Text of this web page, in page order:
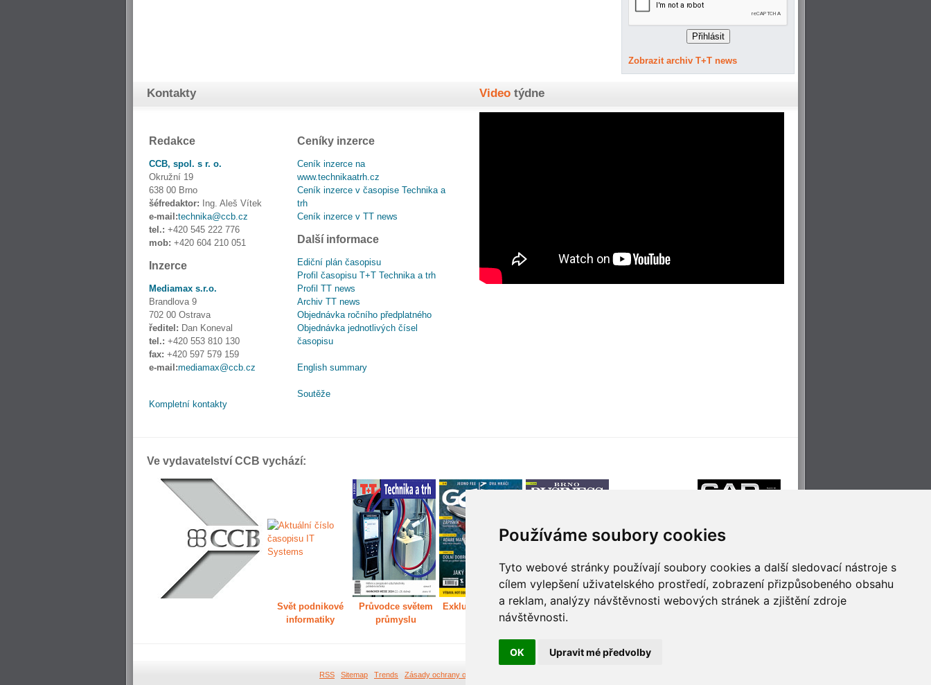
Používáme soubory cookies
Tyto webové stránky používají soubory cookies a další sledovací nástroje s
cílem vylepšení uživatelského prostředí, zobrazení přizpůsobeného obsahu
a reklam, analýzy návštěvnosti webových stránek a zjištění zdroje
návštěvnosti.
OK Upravit mé předvolby
Zobrazit archiv T+T news
Kontakty
Redakce
CCB, spol. s r. o.
Okružní 19
638 00 Brno
šéfredaktor: Ing. Aleš Vítek
e-mail:technika@ccb.cz
tel.: +420 545 222 776
mob: +420 604 210 051
Inzerce
Mediamax s.r.o.
Brandlova 9
702 00 Ostrava
ředitel: Dan Koneval
tel.: +420 553 810 130
fax: +420 597 579 159
e-mail:mediamax@ccb.cz
Kompletní kontakty
Ceníky inzerce
Ceník inzerce na
www.technikaatrh.cz
Ceník inzerce v časopise Technika a
trh
Ceník inzerce v TT news
Další informace
Ediční plán časopisu
Profil časopisu T+T Technika a trh
Profil TT news
Archiv TT news
Objednávka ročního předplatného
Objednávka jednotlivých čísel
časopisu
English summary
Soutěže
Video týdne
Ve vydavatelství CCB vychází:
Svět podnikové
informatiky
Průvodce světem
průmyslu
Exkluzivně světem
Děláme Brno větší Příjemné cestování
Technologie pro
RSS Sitemap Trends Zásady ochrany osobních údajů